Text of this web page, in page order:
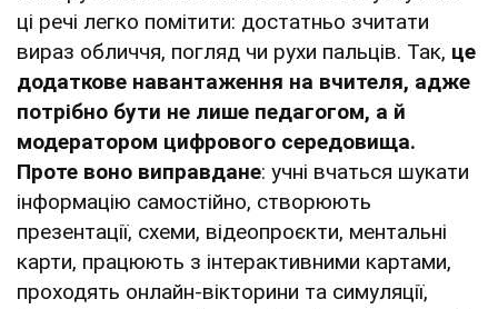
ці речі легко помітити: достатньо зчитати
вираз обличчя, погляд чи рухи пальців. Так, це
додаткове навантаження на вчителя, адже
потрібно бути не лише педагогом, а й
модератором цифрового середовища.
Проте воно виправдане: учні вчаться шукати
інформацію самостійно, створюють
презентації, схеми, відеопроєкти, ментальні
карти, працюють з інтерактивними картами,
проходять онлайн-вікторини та симуляції,